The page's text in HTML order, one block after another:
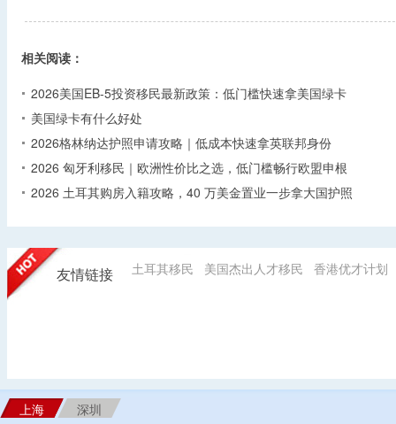
相关阅读：
2026美国EB-5投资移民最新政策：低门槛快速拿美国绿卡
美国绿卡有什么好处
2026格林纳达护照申请攻略｜低成本快速拿英联邦身份
2026 匈牙利移民｜欧洲性价比之选，低门槛畅行欧盟申根
2026 土耳其购房入籍攻略，40 万美金置业一步拿大国护照
友情链接 土耳其移民 美国杰出人才移民 香港优才计划
上海
深圳